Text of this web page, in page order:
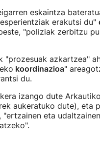
eskaintza
erakutsi du"
"poliziak zerbitzu
"prozesuak azkartzea"
koordinazioa"
du.
izango dute
aukeratuko dute), eta
eta